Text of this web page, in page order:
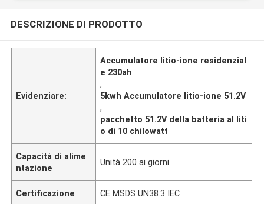
DESCRIZIONE DI PRODOTTO
Evidenziare:
Accumulatore litio-ione residenzial
e 230ah
,
5kwh Accumulatore litio-ione 51.2V
,
pacchetto 51.2V della batteria al liti
o di 10 chilowatt
Capacità di alime
ntazione
Unità 200 ai giorni
Certificazione CE MSDS UN38.3 IEC